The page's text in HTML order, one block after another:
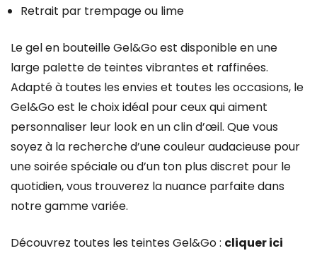
Retrait par trempage ou lime
Le gel en bouteille Gel&Go est disponible en une
large palette de teintes vibrantes et raffinées.
Adapté à toutes les envies et toutes les occasions, le
Gel&Go est le choix idéal pour ceux qui aiment
personnaliser leur look en un clin d’œil. Que vous
soyez à la recherche d’une couleur audacieuse pour
une soirée spéciale ou d’un ton plus discret pour le
quotidien, vous trouverez la nuance parfaite dans
notre gamme variée.
Découvrez toutes les teintes Gel&Go : cliquer ici